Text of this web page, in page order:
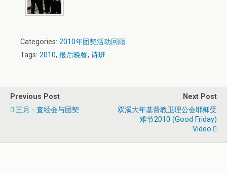
Categories: 2010年团契活动回顾
Tags: 2010, 最后晚餐, 诗班
Previous Post
三月 - 查经会与团契
Next Post
双溪大年基督教卫理公会耶稣受
难节2010 (Good Friday)
Video